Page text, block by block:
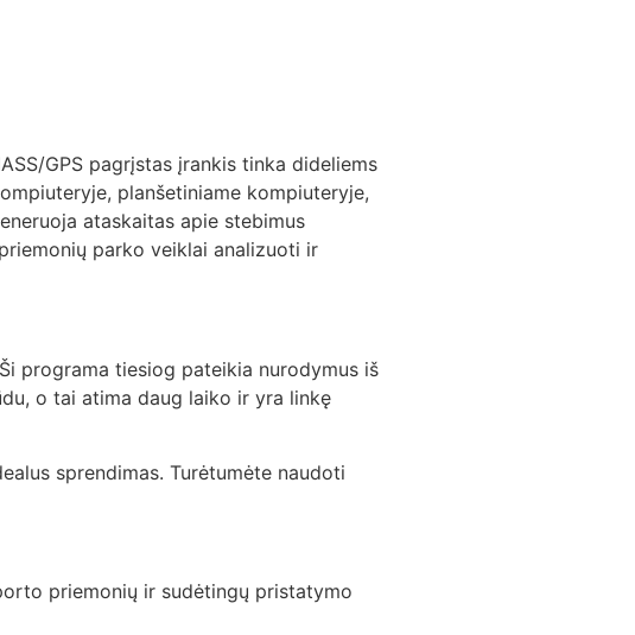
GPS pagrįstas įrankis tinka dideliems
planšetiniame kompiuteryje,
ataskaitas apie stebimus
parko veiklai analizuoti ir
programa tiesiog pateikia nurodymus iš
o tai atima daug laiko ir yra linkę
sprendimas. Turėtumėte naudoti
priemonių ir sudėtingų pristatymo